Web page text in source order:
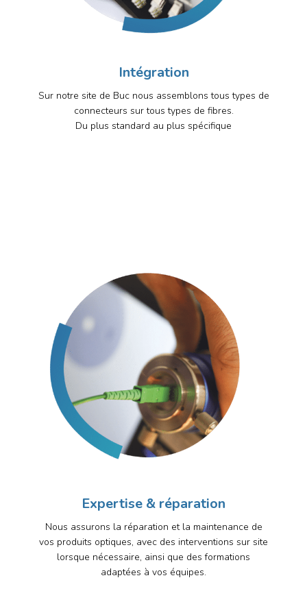
Intégration
Sur notre site de Buc nous assemblons tous types de
connecteurs sur tous types de fibres.
Du plus standard au plus spécifique
Expertise & réparation
Nous assurons la réparation et la maintenance de
vos produits optiques, avec des interventions sur site
lorsque nécessaire, ainsi que des formations
adaptées à vos équipes.